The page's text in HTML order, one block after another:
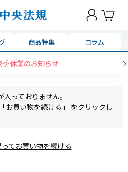
商品特集 コラム
季休業のお知らせ
っておりません。
お買い物を続ける」 をクリックし
てお買い物を続ける